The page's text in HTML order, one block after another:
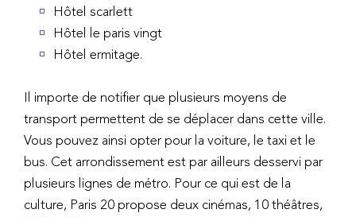
Hôtel scarlett
Hôtel le paris vingt
Hôtel ermitage.
Il importe de notifier que plusieurs moyens de
transport permettent de se déplacer dans cette ville.
Vous pouvez ainsi opter pour la voiture, le taxi et le
bus. Cet arrondissement est par ailleurs desservi par
plusieurs lignes de métro. Pour ce qui est de la
culture, Paris 20 propose deux cinémas, 10 théâtres,